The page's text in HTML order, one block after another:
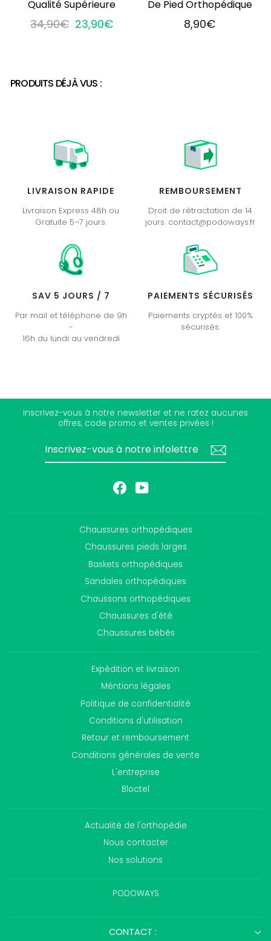
Qualité Supérieure
34,90€ 23,90€
De Pied Orthopédique
8,90€
PRODUITS DÉJÀ VUS :
LIVRAISON RAPIDE
Livraison Express 48h ou
Gratuite 5–7 jours.
REMBOURSEMENT
Droit de rétractation de 14
jours. contact@podoways.fr
SAV 5 JOURS / 7
Par mail et téléphone de 9h
-
16h du lundi au vendredi
PAIEMENTS SÉCURISÉS
Paiements cryptés et 100%
sécurisés.
Inscrivez-vous à notre newsletter et ne ratez aucunes
offres, code promo et ventes privées !
FacebookYouTube
Chaussures orthopédiques
Chaussures pieds larges
Baskets orthopédiques
Sandales orthopédiques
Chaussons orthopédiques
Chaussures d'été
Chaussures bébés
Expédition et livraison
Méntions légales
Politique de confidentialité
Conditions d'utilisation
Retour et remboursement
Conditions générales de vente
L'entreprise
Bloctel
Actualité de l'orthopédie
Nous contacter
Nos solutions
PODOWAYS
CONTACT :